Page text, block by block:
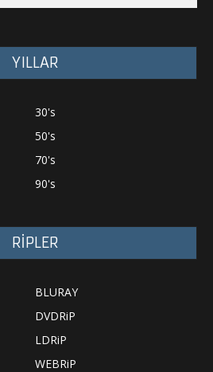
YILLAR
30's
50's
70's
90's
RİPLER
BLURAY
DVDRiP
LDRiP
WEBRiP